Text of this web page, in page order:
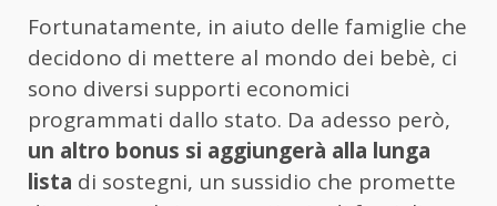
Fortunatamente, in aiuto delle famiglie che
decidono di mettere al mondo dei bebè, ci
sono diversi supporti economici
programmati dallo stato. Da adesso però,
un altro bonus si aggiungerà alla lunga
lista di sostegni, un sussidio che promette